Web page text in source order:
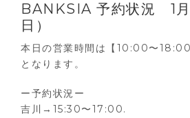
CONTACT
RECRUIT
BANKSIA 予約状況 1
日）
本日の営業時間は【10:00〜18:00
となります。
ー予約状況ー
吉川→15:30〜17:00.